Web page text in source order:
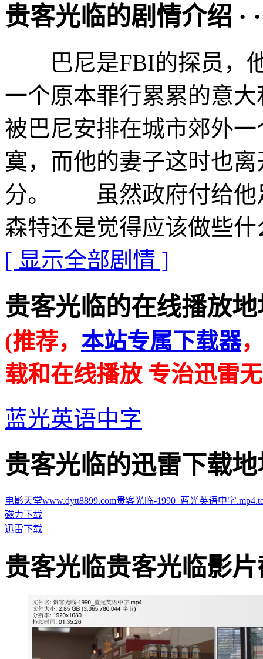
贵客光临的剧情介绍 · ·
巴尼是FBI的探员，他
一个原本罪行累累的意
被巴尼安排在城市郊外
寞，而他的妻子这时也
分。 虽然政府付给他
森特还是觉得应该做些什
[ 显示全部剧情 ]
贵客光临的在线播放地
(推荐， 本站专属下载器
载和在线播放 专治迅雷
蓝光英语中字
贵客光临的迅雷下载地
电影天堂www.dytt8899.com贵客光临-1990_蓝光英语中字
磁力下载
迅雷下载
贵客光临贵客光临影片